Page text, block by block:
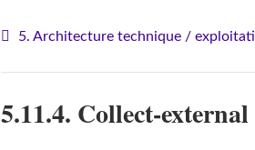
5. Architecture technique /
5.11.4. Collect-external